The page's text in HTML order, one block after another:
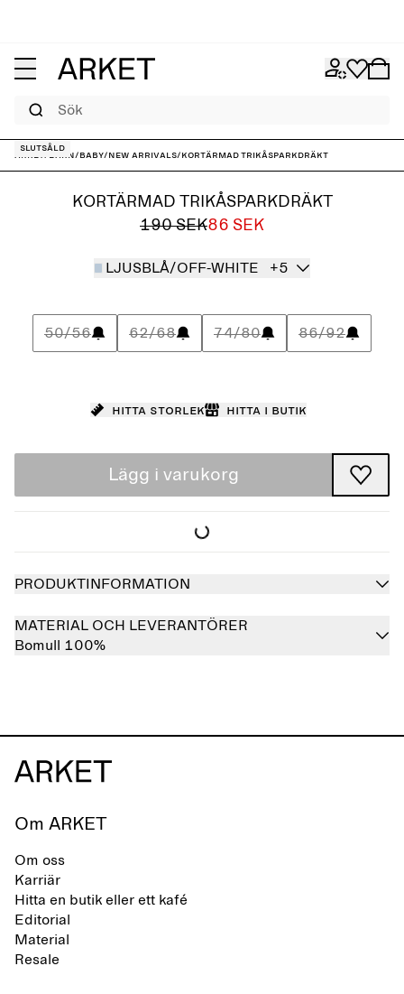
ARKET/ Barn/Baby/New arrivals/Kortärmad trikåsparkdräkt
Slutsåld
KORTÄRMAD TRIKÅSPARKDRÄKT
190 SEK86 SEK
LJUSBLÅ/OFF-WHITE +5
50/56 62/68 74/80 86/92
Hitta storlek Hitta i butik
Lägg i varukorg
PRODUKTINFORMATION
MATERIAL OCH LEVERANTÖRER
Bomull 100%
Om ARKET
Om oss
Karriär
Hitta en butik eller ett kafé
Editorial
Material
Resale